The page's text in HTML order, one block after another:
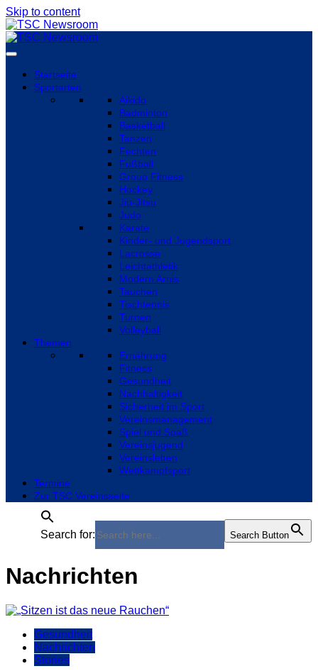
Skip to content
Startseite
Sportarten
Aikido
Badminton
Basketball
Tanzen
Fechten
Fußball
Group Fitness
Hockey
Jiu-Jitsu
Judo
Karate
Kinder- und Jugendsport
Lacrosse
Leichtathletik
Modern Arnis
Tauchen
Tischtennis
Turnen
Volleyball
Themen
Ernährung
Fitness
Gesundheit
Nachhaltigkeit
Sicherheit im Sport
Vereinsmanagement
Spiel und Spaß
Vereinsjugend
Vereinsleben
Wettkampfsport
Termine
Zur TSC Vereinsseite
Search for: Search Button
Nachrichten
Gesundheit
Nachrichten
Stories